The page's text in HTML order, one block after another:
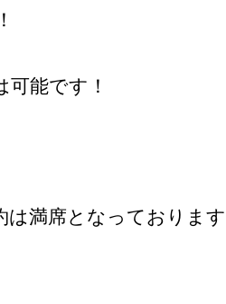
能です！
は満席となっておりま